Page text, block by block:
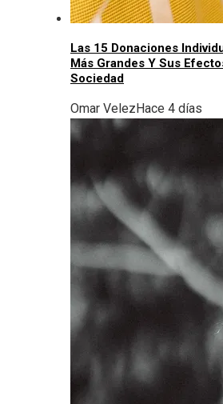
Las 15 Donaciones
Más Grandes Y Sus
Sociedad
Omar VelezHace 4 días